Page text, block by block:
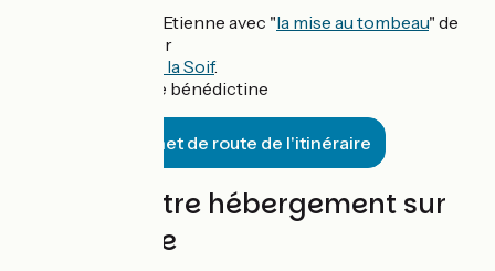
Eglise Saint-Etienne avec "la mise au tombeau" de
Ligier Richier
Tranchée de la Soif.
Bibliothèque bénédictine
Carnet de route de l'itinéraire
Trouvez votre hébergement sur
cette étape